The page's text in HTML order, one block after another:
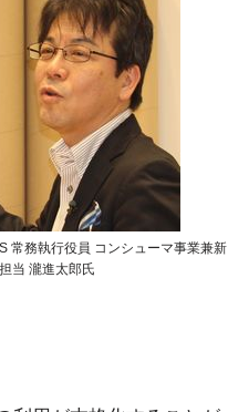
常務執行役員 コンシューマ事業兼新
当 瀧進太郎氏